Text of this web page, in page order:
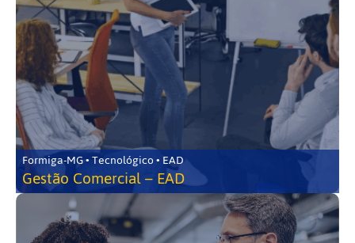
Formiga-MG • Tecnológico • EAD
Gestão Comercial – EAD